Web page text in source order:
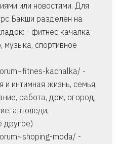
или новостями. Для
Бакши разделен на
- фитнес качалка
музыка, спортивное
kachalka/ -
интимная жизнь, семья,
работа, дом, огород,
автоледи,
другое)
moda/ -